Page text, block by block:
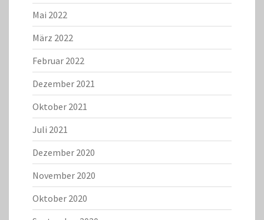
Mai 2022
März 2022
Februar 2022
Dezember 2021
Oktober 2021
Juli 2021
Dezember 2020
November 2020
Oktober 2020